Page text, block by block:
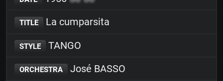
TITLE La cumparsita
STYLE TANGO
ORCHESTRA José BASSO